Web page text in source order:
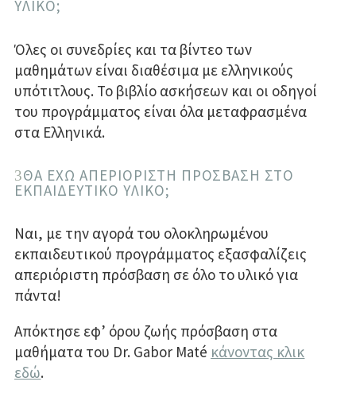
ΥΛΙΚΟ;
Όλες οι συνεδρίες και τα βίντεο των
μαθημάτων είναι διαθέσιμα με ελληνικούς
υπότιτλους. Το βιβλίο ασκήσεων και οι οδηγοί
του προγράμματος είναι όλα μεταφρασμένα
στα Ελληνικά.
ΘΑ ΕΧΩ ΑΠΕΡΙΟΡΙΣΤΗ ΠΡΟΣΒΑΣΗ ΣΤΟ
ΕΚΠΑΙΔΕΥΤΙΚΟ ΥΛΙΚΟ;
Ναι, με την αγορά του ολοκληρωμένου
εκπαιδευτικού προγράμματος εξασφαλίζεις
απεριόριστη πρόσβαση σε όλο το υλικό για
πάντα!
Απόκτησε εφ’ όρου ζωής πρόσβαση στα
μαθήματα του Dr. Gabor Maté κάνοντας κλικ
εδώ.